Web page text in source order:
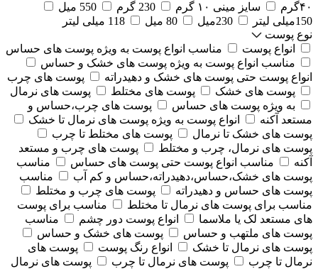
۴۰گرم
سایز مینی ۱۰ گرم 230 گرم
550 میل
150میلی لیتر
230میل 80 میل
118 میلی لیتر
نوع پوست
انواع پوست
مناسب انواع پوست به ویژه پوست های حساس
مناسب انواع پوست به ویژه پوست های خشک و حساس
انواع پوست حتی پوست های خشک و دهیدراته
پوست های چرب
پوست های خشک
پوست های مختلط
پوست های نرمال
به ویژه پوست های حساس
پوست های چرب،حساس و
مستعد آکنه
انواع پوست به ویژه پوست های نرمال تا خشک
پوست های خشک تا نرمال
پوست های مختلط تا چرب
پوست های نرمال، چرب و مختلط
پوست های چرب و مستعد
آکنه
مناسب انواع پوست حتی پوست های حساس
مناسب
پوست های خشک،حساس،دهیدراته،حساس و کم آب
مناسب
پوست های حساس و دهیدراته
پوست های چرب و مختلط
مناسب برای پوست های نرمال تا مختلط
مناسب برای پوست
های مستعد لک یا ملاسما
انواع پوست دور چشم
مناسب
پوست های ملتهب و حساس
پوست های خشک و حساس
پوست های نرمال تا خشک
انواع رنگ پوست
پوست های
نرمال تا چرب
پوست های نرمال تا چرب
پوست های نرمال